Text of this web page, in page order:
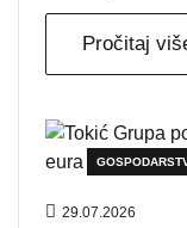
Pročitaj
29.07.2026